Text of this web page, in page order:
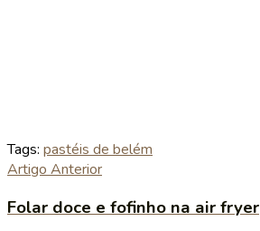
Tags: pastéis de belém
Artigo Anterior
Folar doce e fofinho na air fryer